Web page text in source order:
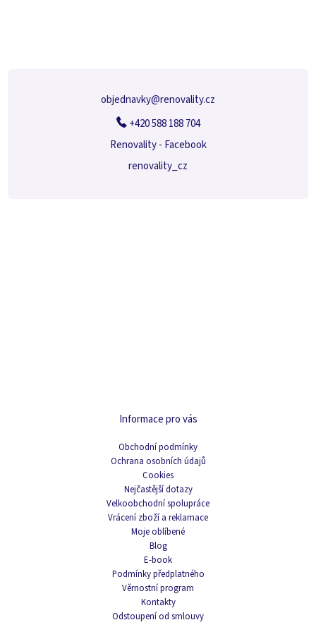
Informace pro vás
Obchodní podmínky
Ochrana osobních údajů
Cookies
Nejčastější dotazy
Velkoobchodní spolupráce
Vrácení zboží a reklamace
Moje oblíbené
Blog
E-book
Podmínky předplatného
Věrnostní program
Kontakty
Odstoupení od smlouvy
objednavky@renovality.cz
+420 588 188 704
Renovality - Facebook
renovality_cz